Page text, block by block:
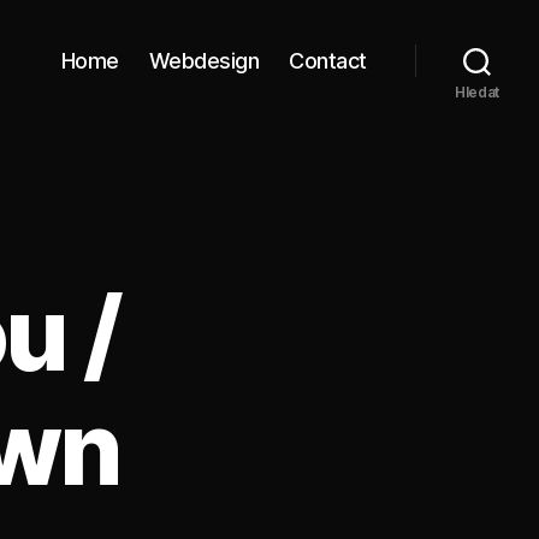
Home Webdesign Contact
Hledat
/